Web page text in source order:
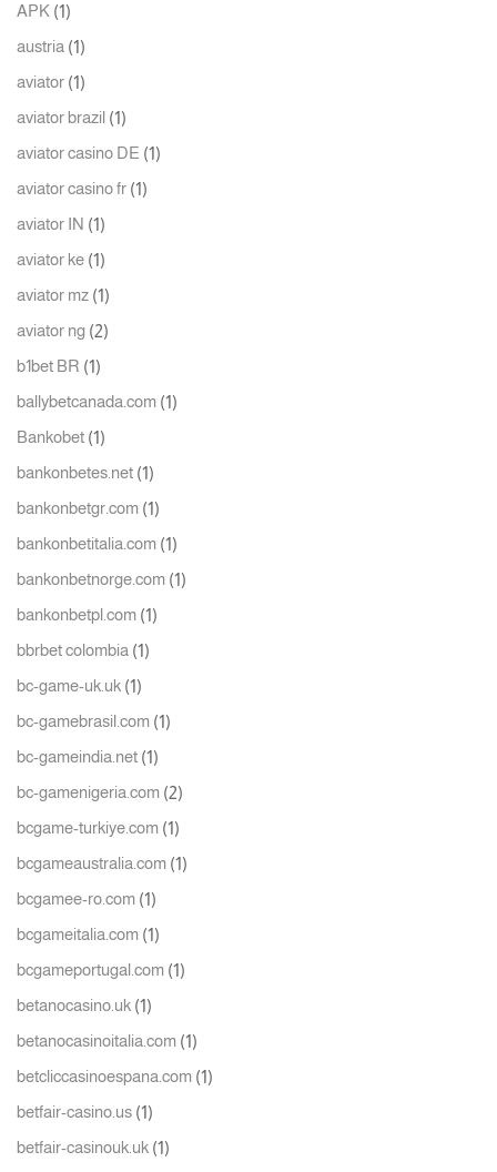
APK (1)
austria (1)
aviator (1)
aviator brazil (1)
aviator casino DE (1)
aviator casino fr (1)
aviator IN (1)
aviator ke (1)
aviator mz (1)
aviator ng (2)
b1bet BR (1)
ballybetcanada.com (1)
Bankobet (1)
bankonbetes.net (1)
bankonbetgr.com (1)
bankonbetitalia.com (1)
bankonbetnorge.com (1)
bankonbetpl.com (1)
bbrbet colombia (1)
bc-game-uk.uk (1)
bc-gamebrasil.com (1)
bc-gameindia.net (1)
bc-gamenigeria.com (2)
bcgame-turkiye.com (1)
bcgameaustralia.com (1)
bcgamee-ro.com (1)
bcgameitalia.com (1)
bcgameportugal.com (1)
betanocasino.uk (1)
betanocasinoitalia.com (1)
betcliccasinoespana.com (1)
betfair-casino.us (1)
betfair-casinouk.uk (1)